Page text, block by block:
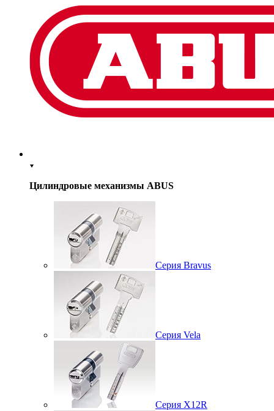
Цилиндровые механизмы ABUS
Серия Bravus
Серия Vela
Серия X12R